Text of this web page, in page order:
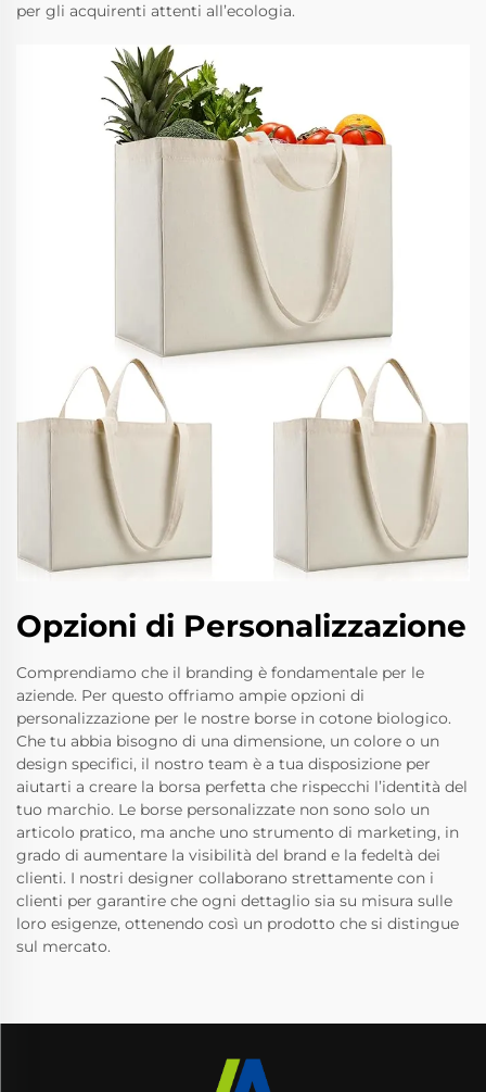
per gli acquirenti attenti all’ecologia.
Opzioni di Personalizzazione
Comprendiamo che il branding è fondamentale per le
aziende. Per questo offriamo ampie opzioni di
personalizzazione per le nostre borse in cotone biologico.
Che tu abbia bisogno di una dimensione, un colore o un
design specifici, il nostro team è a tua disposizione per
aiutarti a creare la borsa perfetta che rispecchi l’identità del
tuo marchio. Le borse personalizzate non sono solo un
articolo pratico, ma anche uno strumento di marketing, in
grado di aumentare la visibilità del brand e la fedeltà dei
clienti. I nostri designer collaborano strettamente con i
clienti per garantire che ogni dettaglio sia su misura sulle
loro esigenze, ottenendo così un prodotto che si distingue
sul mercato.